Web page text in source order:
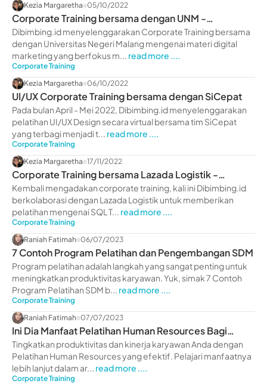
Kezia Margaretha 05/10/2022
Corporate Training bersama dengan UNM -
dibimbing.id
Dibimbing.id menyelenggarakan Corporate Training bersama
dengan Universitas Negeri Malang mengenai materi digital
marketing yang berfokus m... read more ....
Corporate Training
Kezia Margaretha 06/10/2022
UI/UX Corporate Training bersama dengan SiCepat
Pada bulan April - Mei 2022, Dibimbing.id menyelenggarakan
pelatihan UI/UX Design secara virtual bersama tim SiCepat
yang terbagi menjadi t... read more ....
Corporate Training
Kezia Margaretha 17/11/2022
Corporate Training bersama Lazada Logistik -
dibimbing.id
Kembali mengadakan corporate training, kali ini Dibimbing.id
berkolaborasi dengan Lazada Logistik untuk memberikan
pelatihan mengenai SQL T... read more ....
Corporate Training
Raniah Fatimah 06/07/2023
7 Contoh Program Pelatihan dan Pengembangan SDM
Program pelatihan adalah langkah yang sangat penting untuk
meningkatkan produktivitas karyawan. Yuk, simak 7 Contoh
Program Pelatihan SDM b... read more ....
Corporate Training
Raniah Fatimah 07/07/2023
Ini Dia Manfaat Pelatihan Human Resources Bagi
Perusahaan
Tingkatkan produktivitas dan kinerja karyawan Anda dengan
Pelatihan Human Resources yang efektif. Pelajari manfaatnya
lebih lanjut dalam ar... read more ....
Corporate Training